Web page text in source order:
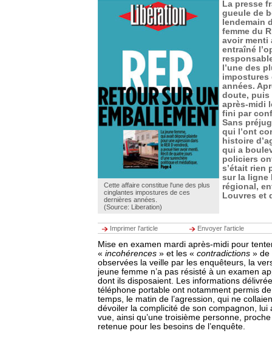
Cette affaire constitue l'une des plus
cinglantes impostures de ces
dernières années.
(Source: Liberation)
La presse
gueule de
lendemain
femme du
avoir menti
entraîné
l’une des
impostures
années.
doute, puis
après-midi
fini par
Sans
qui l’ont
histoire
qui a
policiers
s’était rien
sur la ligne
régional,
Louvres et
Imprimer l'article Envoyer l'article
Mise en examen mardi après-midi pour
« incohérences » et les « contradictions » de
observées la veille par les enquêteurs, la
jeune femme n’a pas résisté à un examen
dont ils disposaient. Les informations
téléphone portable ont notamment permis
temps, le matin de l’agression, qui ne
dévoiler la complicité de son compagnon, lui
vue, ainsi qu’une troisième personne,
retenue pour les besoins de l’enquête.